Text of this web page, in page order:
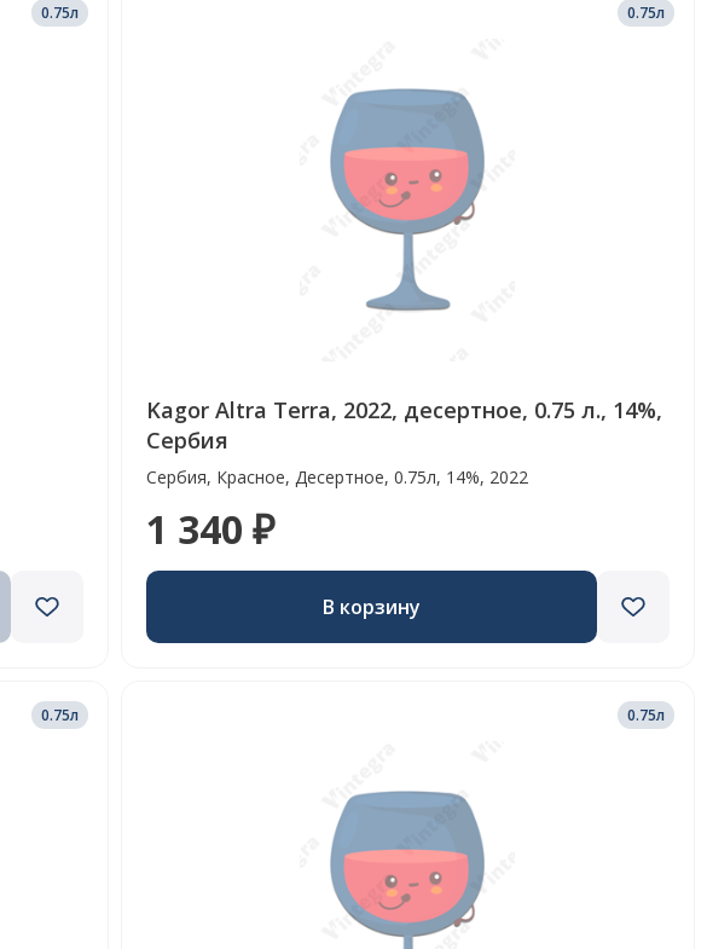
0.75л 0.75л
Kagor Altra Terra, 2022, десертное, 0.75 л., 14%,
Сербия
Сербия, Красное, Десертное, 0.75л, 14%, 2022
1 340 ₽
В корзину
0.75л 0.75л